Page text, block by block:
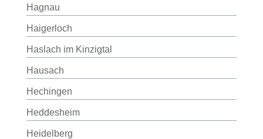
Hagnau
Haigerloch
Haslach im Kinzigtal
Hausach
Hechingen
Heddesheim
Heidelberg